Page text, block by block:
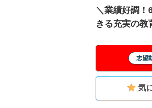
＼業績好調
きる充実の教
志望
気